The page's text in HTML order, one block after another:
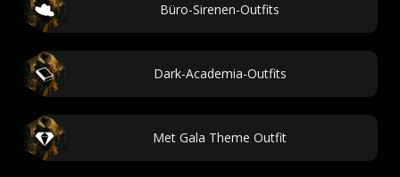
Büro-Sirenen-Outfits
Dark-Academia-Outfits
Met Gala Theme Outfit